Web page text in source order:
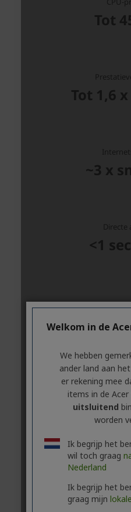
Welkom in de
We hebben
ander land aan
er rekening mee
items in de
uitsluitend
worden
Ik begrijp het
wil toch graag
Nederland
Ik begrijp het
graag mijn